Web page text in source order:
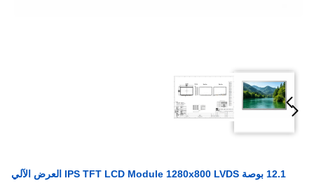
12.1 بوصة IPS TFT LCD Module 1280x800 LVDS العرض الآلي